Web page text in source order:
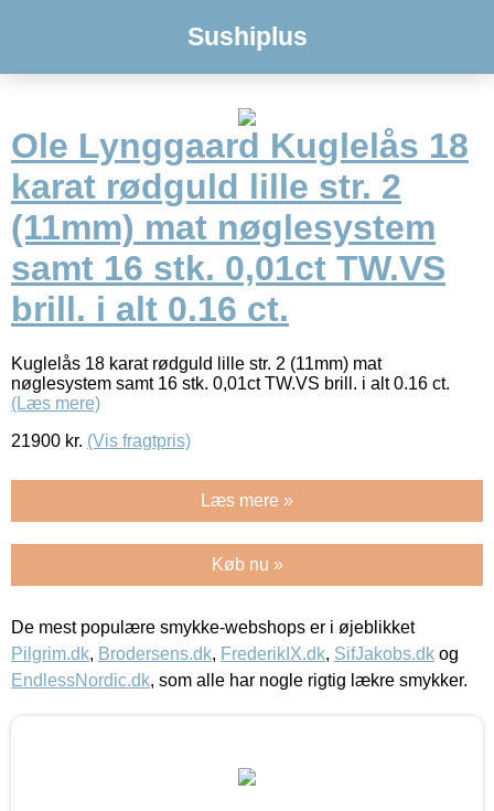
Sushiplus
Ole Lynggaard Kuglelås 18
karat rødguld lille str. 2
(11mm) mat nøglesystem
samt 16 stk. 0,01ct TW.VS
brill. i alt 0.16 ct.
Kuglelås 18 karat rødguld lille str. 2 (11mm) mat
nøglesystem samt 16 stk. 0,01ct TW.VS brill. i alt 0.16 ct.
(Læs mere)
21900 kr. (Vis fragtpris)
Læs mere »
Køb nu »
De mest populære smykke-webshops er i øjeblikket
Pilgrim.dk, Brodersens.dk, FrederikIX.dk, SifJakobs.dk og
EndlessNordic.dk, som alle har nogle rigtig lækre smykker.